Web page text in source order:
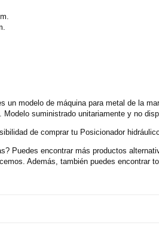
un modelo de máquina para metal de la
suministrado unitariamente y no
de comprar tu Posicionador
Puedes encontrar más productos
Además, también puedes encontrar